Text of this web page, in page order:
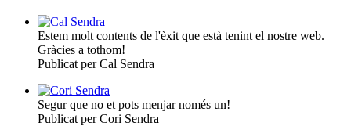
Estem molt contents de l'èxit que està tenint el nostre web.
Gràcies a tothom!
Publicat per Cal Sendra
Segur que no et pots menjar només un!
Publicat per Cori Sendra